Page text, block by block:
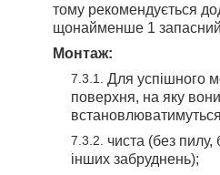
тому рекомендується
щонайменше 1
Монтаж:
Для успішного
поверхня, на яку вони
чиста (без пилу,
інших забруднень);